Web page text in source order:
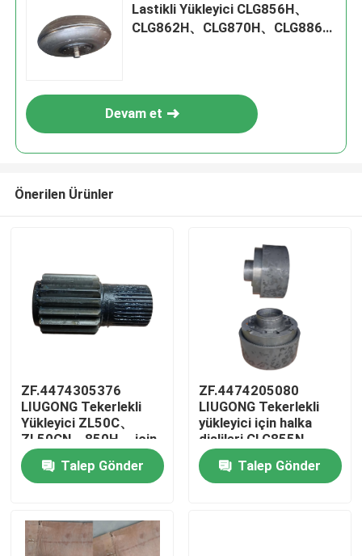
Ev
videolar
Lastikli Yükleyici CLG856H、
CLG862H、CLG870H、CLG886H
Devam et
Önerilen Ürünler
ZF.4474305376
LIUGONG Tekerlekli
Yükleyici ZL50C、
ZL50CN、850H、 için
Güneş Düğmesi
Çubuğu855855N856、
856H LW500F、
LG956 LG855B、
LG855N
Talep Gönder
ZF.4474205080
LIUGONG Tekerlekli
yükleyici için halka
dişlileri CLG855N、
CLG856、CLG856H、
CLG835、CLG842
4WG180/4WG200
Talep Gönder